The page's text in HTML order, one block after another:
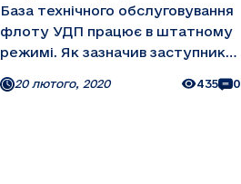
База технічного обслуговування
флоту УДП працює в штатному
режимі. Як зазначив заступник
начальника БТОФ В'ячеслав
Тукалов, в цьому місяці основні
20 лютого, 2020 435 0